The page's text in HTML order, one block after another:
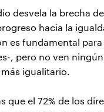
desvela la brecha
hacia la
es fundamental
, pero no ven
igualitario.
que el 72% de los